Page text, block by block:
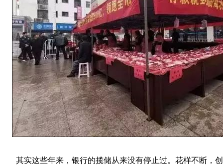
其实这些年来，银行的揽储从来没有停止过。花样不断，